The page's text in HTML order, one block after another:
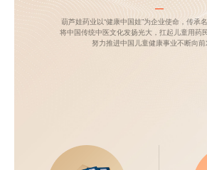
葫芦娃药业以“健康中国娃”为企业使命，传承
将中国传统中医文化发扬光大，扛起儿童用药
努力推进中国儿童健康事业不断向前